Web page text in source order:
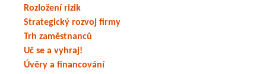
Rozložení rizik
Strategický rozvoj firmy
Trh zaměstnanců
Uč se a vyhraj!
Úvěry a financování